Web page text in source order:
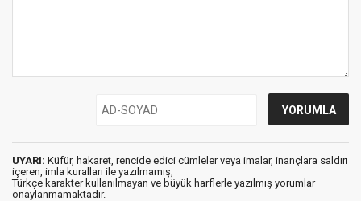
UYARI: Küfür, hakaret, rencide edici cümleler veya imalar, inançlara saldırı
içeren, imla kuralları ile yazılmamış,
Türkçe karakter kullanılmayan ve büyük harflerle yazılmış yorumlar
onaylanmamaktadır.